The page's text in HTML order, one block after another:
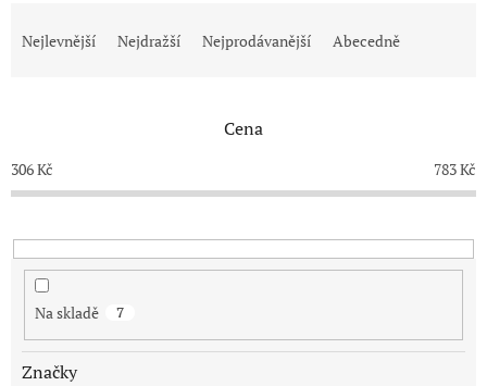
p
r
o
u
Nejlevnější Nejdražší Nejprodávanější Abecedně
Cena
306Kč 783Kč
Na skladě 7
Značky